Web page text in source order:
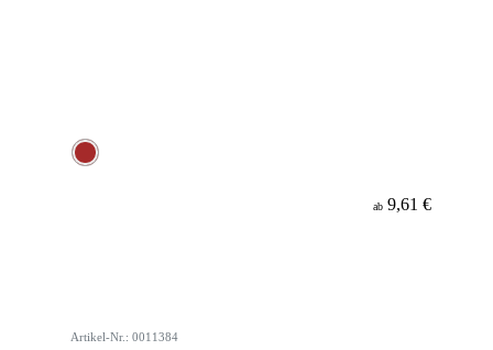
ab 9,61 €
Artikel-Nr.: 0011384